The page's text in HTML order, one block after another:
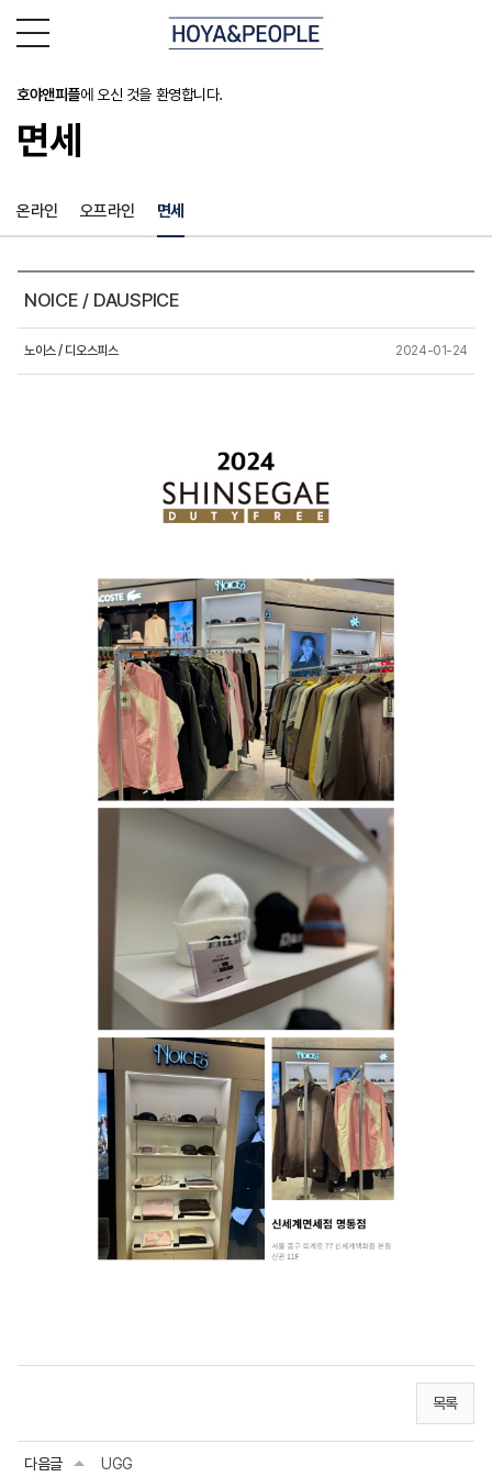
호야앤피플에 오신 것을 환영합니다.
면세
온라인 오프라인 면세
NOICE / DAUSPICE
노이스 / 디오스피스 2024-01-24
목록
다음글 UGG